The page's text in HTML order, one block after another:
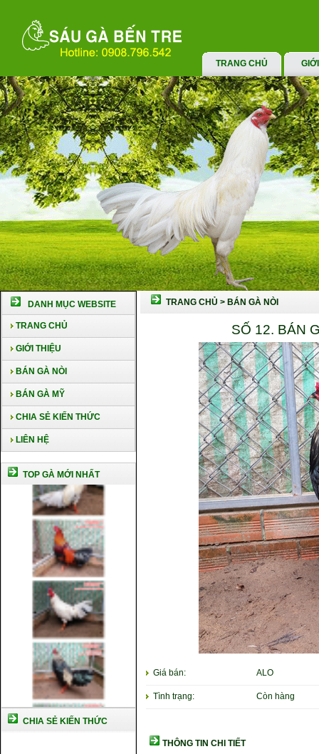
TRANG CHỦ
DANH MỤC WEBSITE
TRANG CHỦ
GIỚI THIỆU
BÁN GÀ NÒI
BÁN GÀ MỸ
CHIA SẺ KIẾN THỨC
LIÊN HỆ
TOP GÀ MỚI NHẤT
CHIA SẺ KIẾN THỨC
TRANG CHỦ > BÁN GÀ NÒI
SỐ 12. BÁN
Giá bán: ALO
Tình trạng: Còn hàng
THÔNG TIN CHI TIẾT